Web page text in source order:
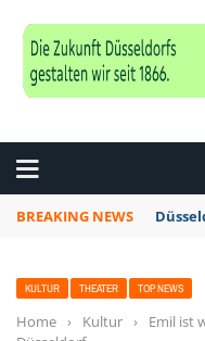
BREAKING NEWS
KULTUR THEATER TOP NEWS
Home › Kultur ›
Emil ist